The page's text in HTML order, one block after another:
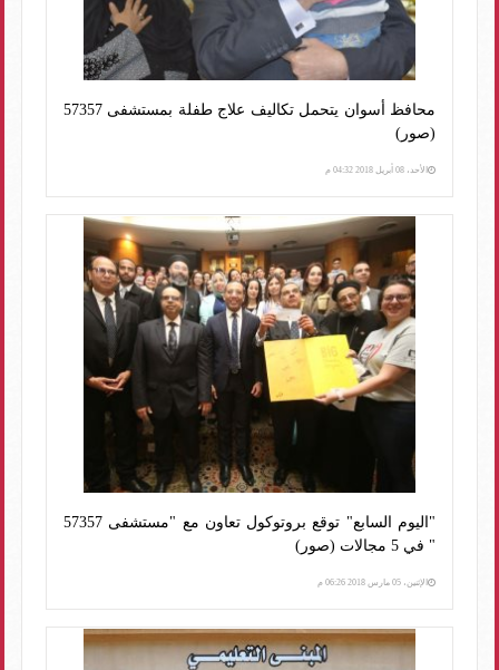
محافظ أسوان يتحمل تكاليف علاج طفلة بمستشفى 57357
(صور)
الأحد، 08 أبريل 2018 04:32 م
"اليوم السابع" توقع بروتوكول تعاون مع "مستشفى 57357
" في 5 مجالات (صور)
الإثنين، 05 مارس 2018 06:26 م